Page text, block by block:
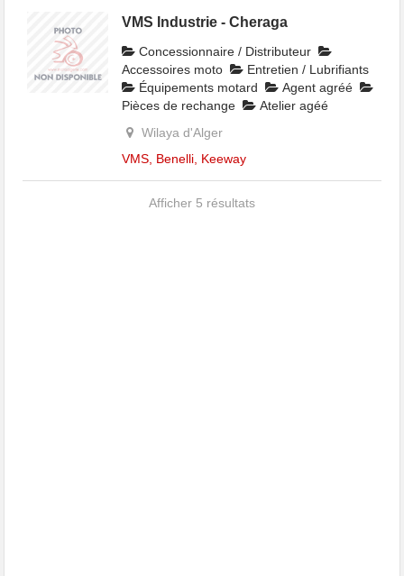
VMS Industrie - Cheraga
Concessionnaire / Distributeur
Accessoires moto
Entretien / Lubrifiants
Équipements motard
Agent agréé
Pièces de rechange
Atelier agéé
Wilaya d'Alger
VMS, Benelli, Keeway
Afficher 5 résultats